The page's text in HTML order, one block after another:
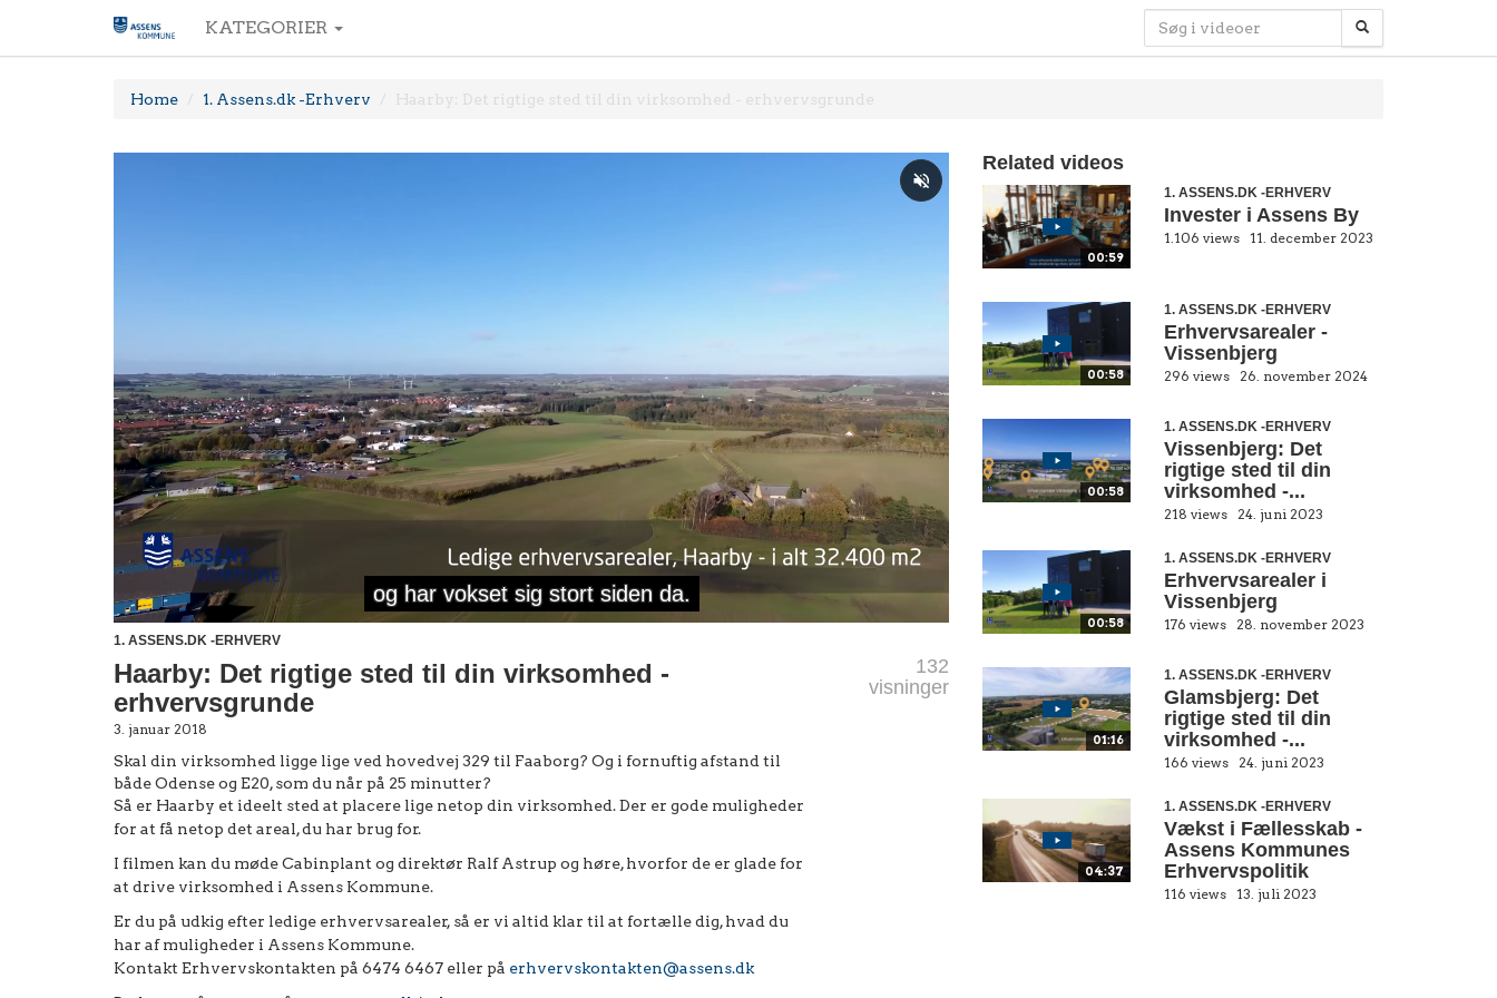
KATEGORIER
Home 1. Assens.dk -Erhverv Haarby: Det rigtige sted til din virksomhed - erhvervsgrunde
1. ASSENS.DK -ERHVERV
Haarby: Det rigtige sted til din virksomhed -
erhvervsgrunde
132
visninger
3. januar 2018
Skal din virksomhed ligge lige ved hovedvej 329 til Faaborg? Og i fornuftig afstand til
både Odense og E20, som du når på 25 minutter?
Så er Haarby et ideelt sted at placere lige netop din virksomhed. Der er gode muligheder
for at få netop det areal, du har brug for.
I filmen kan du møde Cabinplant og direktør Ralf Astrup og høre, hvorfor de er glade for
at drive virksomhed i Assens Kommune.
Er du på udkig efter ledige erhvervsarealer, så er vi altid klar til at fortælle dig, hvad du
har af muligheder i Assens Kommune.
Kontakt Erhvervskontakten på 6474 6467 eller på erhvervskontakten@assens.dk
Related videos
00:59
1. ASSENS.DK -ERHVERV
Invester i Assens By
1.106 views 11. december 2023
00:58
1. ASSENS.DK -ERHVERV
Erhvervsarealer -
Vissenbjerg
296 views 26. november 2024
00:58
1. ASSENS.DK -ERHVERV
Vissenbjerg: Det
rigtige sted til din
virksomhed -...
218 views 24. juni 2023
00:58
1. ASSENS.DK -ERHVERV
Erhvervsarealer i
Vissenbjerg
176 views 28. november 2023
01:16
1. ASSENS.DK -ERHVERV
Glamsbjerg: Det
rigtige sted til din
virksomhed -...
166 views 24. juni 2023
04:37
1. ASSENS.DK -ERHVERV
Vækst i Fællesskab -
Assens Kommunes
Erhvervspolitik
116 views 13. juli 2023